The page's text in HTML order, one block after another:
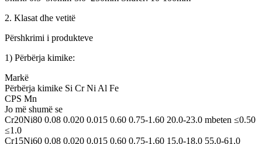
2. Klasat dhe vetitë
Përshkrimi i produkteve
1) Përbërja kimike:
Markë
Përbërja kimike Si Cr Ni Al Fe
CPS Mn
Jo më shumë se
Cr20Ni80 0.08 0.020 0.015 0.60 0.75-1.60 20.0-23.0 mbeten ≤0.50
≤1.0
Cr15Ni60 0.08 0.020 0.015 0.60 0.75-1.60 15.0-18.0 55.0-61.0